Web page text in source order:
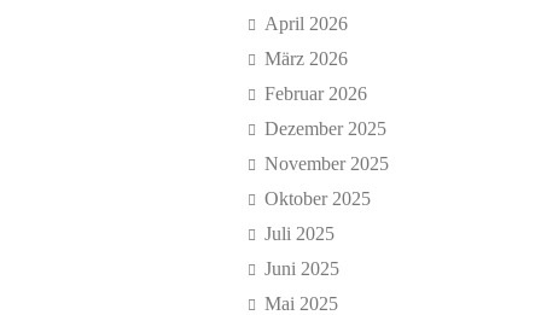
April 2026
März 2026
Februar 2026
Dezember 2025
November 2025
Oktober 2025
Juli 2025
Juni 2025
Mai 2025